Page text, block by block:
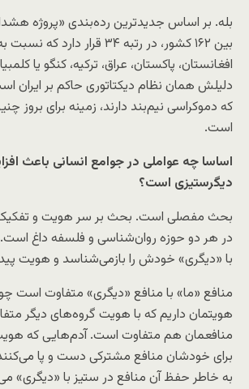
بله. بر اساس جدیدترین رده‌بندی «پروژه
بین ۱۶۲ کشور، در رتبه ۳۴ قرار
افغانستان، پاکستان، عراق، ترکیه، کنگو یا
دلیلش همان نظام دیکتاتوری حاکم بر ایران
که دموکراسی نیم‌بند دارند، زمینه برای بروز
است.
اساسا چه عواملی در جوامع انسانی باعث
دیگرستیزی است؟
بحث مفصلی است. بحث بر سر هویت و
در هر دو حوزه روان‌شناسی و فلسفه داغ است.
با «دیگری» خودش را بازمی‌شناسد و هویت
منافع «ما» با منافع «دیگری» متفاوت است
هویتمان داریم که با هویت گروه‌های دیگر
منافعمان هم متفاوت است. آدم‌هایی که
برای خودشان منافع مشترکی دست و پا
به خاطر حفظ آن منافع در ستیز با «دیگری»